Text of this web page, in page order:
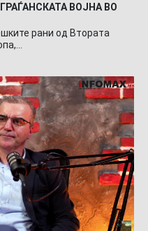
ВОЈНА ВО
рани од Втората